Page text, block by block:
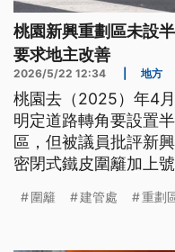
桃園新興重劃區未設
要求地主改善
2026/5/22 12:34 地方
桃園去（2025）年4
明定道路轉角要設置
區，但被議員批評新
密閉式鐵皮圍籬加上
者將查報開罰。
圍籬 建管處 重劃